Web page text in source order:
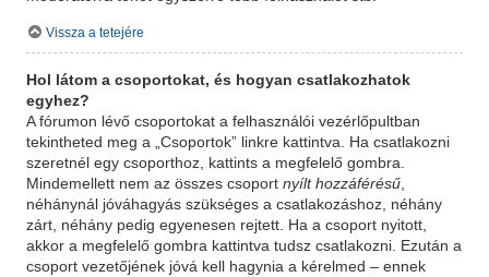
Vissza a tetejére
Hol látom a csoportokat, és hogyan csatlakozhatok
egyhez?
A fórumon lévő csoportokat a felhasználói vezérlőpultban
tekintheted meg a „Csoportok” linkre kattintva. Ha csatlakozni
szeretnél egy csoporthoz, kattints a megfelelő gombra.
Mindemellett nem az összes csoportnyílt hozzáférésű,
néhánynál jóváhagyás szükséges a csatlakozáshoz, néhány
zárt, néhány pedig egyenesen rejtett. Ha a csoport nyitott,
akkor a megfelelő gombra kattintva tudsz csatlakozni. Ezután a
csoport vezetőjének jóvá kell hagynia a kérelmed – ennek